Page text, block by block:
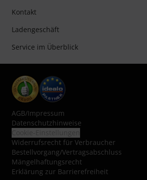
Kontakt
Ladengeschäft
Service im Überblick
AGB/Impressum
Datenschutzhinweise
Widerrufsrecht für Verbraucher
Bestellvorgang/Vertragsabschluss
Mängelhaftungsrecht
Erklärung zur Barrierefreiheit